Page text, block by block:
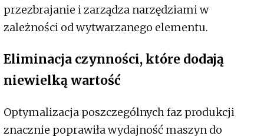
przezbrajanie i zarządza narzędziami w
zależności od wytwarzanego elementu.
Eliminacja czynności, które dodają
niewielką wartość
Optymalizacja poszczególnych faz produkcji
znacznie poprawiła wydajność maszyn do